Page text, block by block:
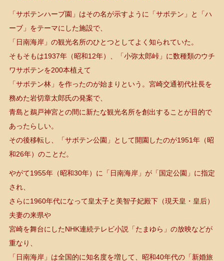
「サボテンハーブ園」はその名が示すように「サボテン」と「ハ
ーブ」をテーマにした施設で、
「日南海岸」の観光名所のひとつとしてよく知られていた。
そもそもは1937年（昭和12年）、「小弥太郎峠」に数種類のウチ
ワサボテンを200本植えて
「サボテン林」を作ったのが始まりという。宮崎交通初代社長を
務めた岩切章太郎氏の発案で、
青島と鵜戸神宮との間に新たな観光名所を創出することが目的で
あったらしい。
その後移転し、「サボテン公園」として開園したのが1951年（昭
和26年）のことだ。
やがて1955年（昭和30年）に「日南海岸」が「国定公園」に指定
され、
さらに1960年代になって皇太子と美智子妃殿下（現天皇・皇后）
夫妻の来県や
宮崎を舞台にしたNHK連続テレビ小説「たまゆら」の放映などが
重なり、
「日南海岸」は全国的に知名度を増して、昭和40年代の「新婚旅